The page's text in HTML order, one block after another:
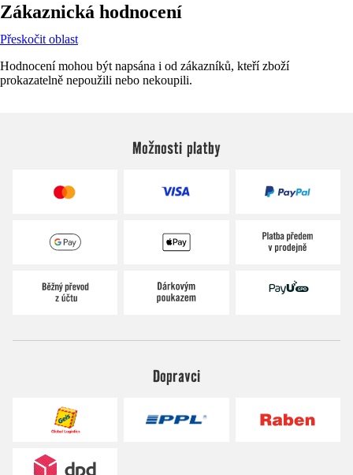
Zákaznická hodnocení
Přeskočit oblast
Hodnocení mohou být napsána i od zákazníků, kteří zboží
prokazatelně nepoužili nebo nekoupili.
Možnosti platby
Dopravci